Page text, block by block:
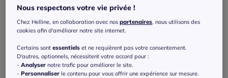
Veste légère en coton avec manches
longues transformables et poches
Nous respectons votre vie privée !
Chez Helline, en collaboration avec nospartenaires, nous utilisons des
cookies afin d'améliorer notre site internet.
Certains sontessentiels et ne requièrent pas votre consentement.
D'autres, optionnels, nécessitent votre accord pour :
-Analyser notre trafic pour améliorer le site.
-Personnaliser le contenu pour vous offrir une expérience sur mesure.